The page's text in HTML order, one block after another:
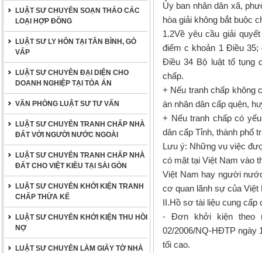
LUẬT SƯ CHUYÊN SOẠN THẢO CÁC
LOẠI HỢP ĐỒNG
LUẬT SƯ LY HÔN TẠI TÂN BÌNH, GÒ
VẤP
LUẬT SƯ CHUYÊN ĐẠI DIỆN CHO
DOANH NGHIỆP TẠI TÒA ÁN
VĂN PHÒNG LUẬT SƯ TƯ VẤN
LUẬT SƯ CHUYÊN TRANH CHẤP NHÀ
ĐẤT VỚI NGƯỜI NƯỚC NGOÀI
LUẬT SƯ CHUYÊN TRANH CHẤP NHÀ
ĐẤT CHO VIỆT KIỀU TẠI SÀI GÒN
LUẬT SƯ CHUYÊN KHỞI KIỆN TRANH
CHẤP THỪA KẾ
LUẬT SƯ CHUYÊN KHỞI KIỆN THU HỒI
NỢ
LUẬT SƯ CHUYÊN LÀM GIẤY TỜ NHÀ
Ủy ban nhân dân xã,
hòa giải không bắt buộc
1.2Về yêu cầu giải
điểm c khoản 1 Điều
Điều 34 Bộ luật tố tụng
chấp.
+ Nếu tranh chấp không
án nhân dân cấp quện,
+ Nếu tranh chấp có
dân cấp Tỉnh, thành phố
Lưu ý: Những vụ việc
có mặt tại Việt Nam vào
Việt Nam hay người
cơ quan lãnh sự của
II.Hồ sơ tài liệu cung cấp
- Đơn khởi kiện theo
02/2006/NQ-HĐTP ngày
tối cao.